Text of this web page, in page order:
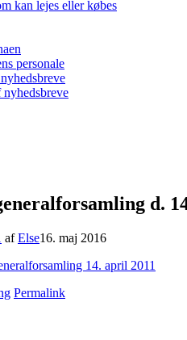
kan lejes eller købes
personale
d.
afElse16. maj 2016
14. april 2011
Permalink